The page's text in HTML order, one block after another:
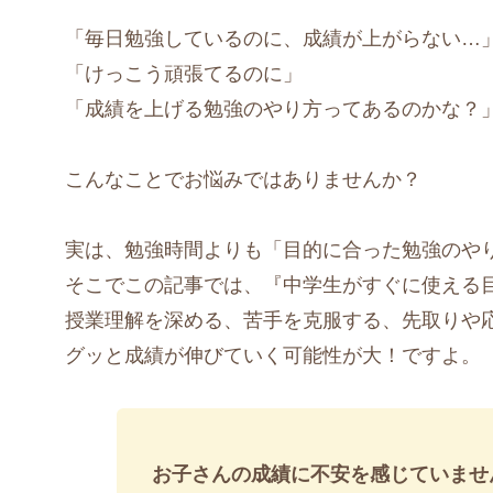
「毎日勉強しているのに、成績が上がらない…
「けっこう頑張てるのに」
「成績を上げる勉強のやり方ってあるのかな？
こんなことでお悩みではありませんか？
実は、勉強時間よりも「目的に合った勉強の
そこでこの記事では、『中学生がすぐに使え
授業理解を深める、苦手を克服する、先取り
グッと成績が伸びていく可能性が大！ですよ。
お子さんの成績に不安を感じていま